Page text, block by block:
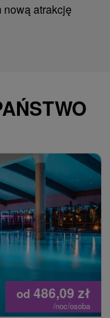
nową atrakcję
od 486,09 zł
/noc/osoba